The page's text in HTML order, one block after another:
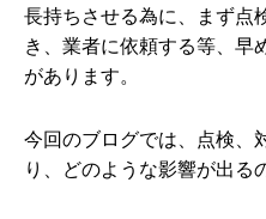
長持ちさせる為に、まず点
き、業者に依頼する等、早
があります。
今回のブログでは、点検、
り、どのような影響が出る